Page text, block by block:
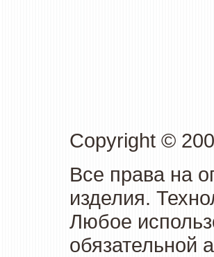
Copyright ©
Все права на
изделия.
Любое
обязательной